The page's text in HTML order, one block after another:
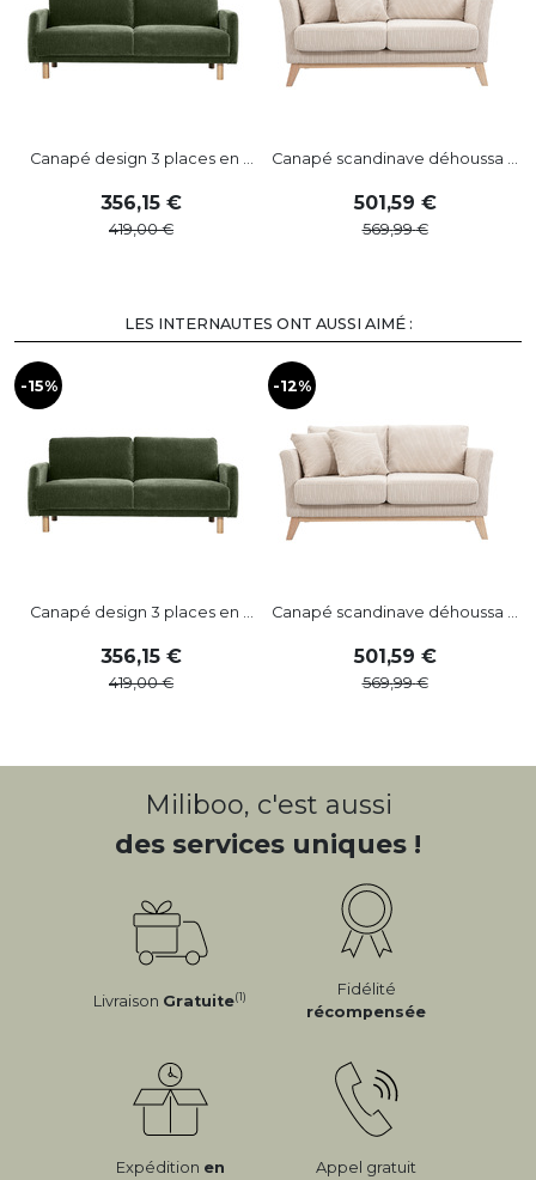
Canapé design 3 places en ...
356,15
419,00
Canapé scandinave déhoussa ...
501 ,59
569,99
LES INTERNAUTES ONT AUSSI AIMÉ :
-15%
Canapé design 3 places en ...
356,15
419,00
-12%
Canapé scandinave déhoussa ...
501 ,59
569,99
Miliboo, c'est aussi
des services uniques !
Livraison Gratuite(1)
Fidélité
récompensée
Expédition en
Appel gratuit